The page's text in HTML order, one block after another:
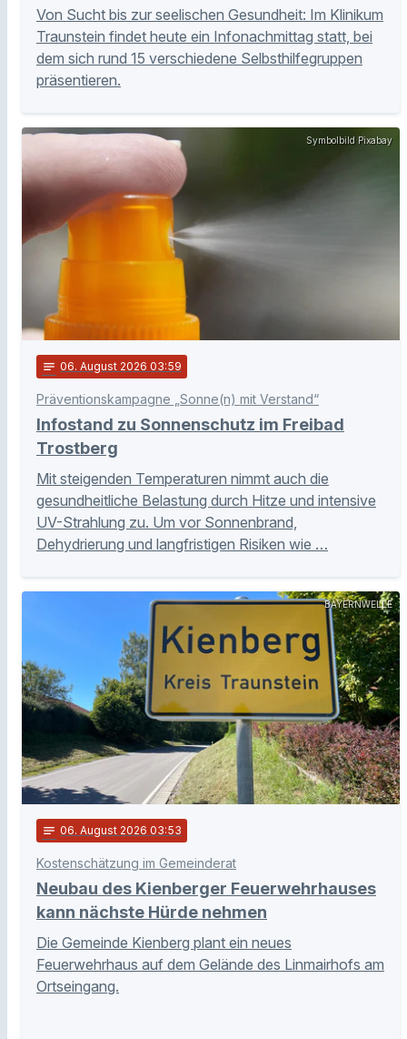
Von Sucht bis zur seelischen Gesundheit: Im Klinikum
Traunstein findet heute ein Infonachmittag statt, bei
dem sich rund 15 verschiedene Selbsthilfegruppen
präsentieren.
Symbolbild Pixabay
notes 06. August 2026 03:59
Präventionskampagne „Sonne(n) mit Verstand“
Infostand zu Sonnenschutz im Freibad
Trostberg
Mit steigenden Temperaturen nimmt auch die
gesundheitliche Belastung durch Hitze und intensive
UV-Strahlung zu. Um vor Sonnenbrand,
Dehydrierung und langfristigen Risiken wie …
BAYERNWELLE
notes 06. August 2026 03:53
Kostenschätzung im Gemeinderat
Neubau des Kienberger Feuerwehrhauses
kann nächste Hürde nehmen
Die Gemeinde Kienberg plant ein neues
Feuerwehrhaus auf dem Gelände des Linmairhofs am
Ortseingang.